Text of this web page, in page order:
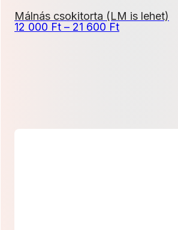
Málnás csokitorta (LM is lehet)
12 000 Ft – 21 600 FtÁrtartomány: